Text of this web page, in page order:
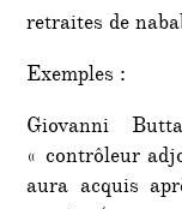
retraites de
Exemples :
Giovanni
« contrôleur
aura acquis